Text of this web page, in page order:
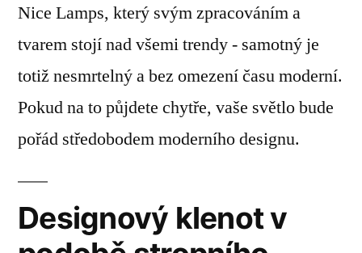
Nice Lamps, který svým zpracováním a
tvarem stojí nad všemi trendy - samotný je
totiž nesmrtelný a bez omezení času moderní.
Pokud na to půjdete chytře, vaše světlo bude
pořád středobodem moderního designu.
Designový klenot v